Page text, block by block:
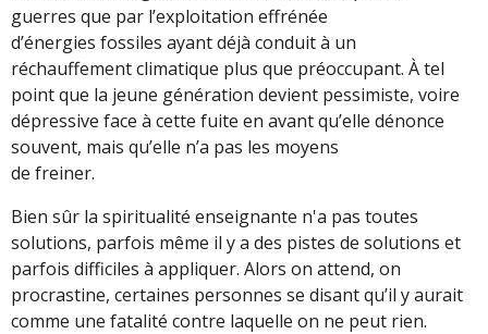
guerres que par l’exploitation effrénée
d’énergies fossiles ayant déjà conduit à un
réchauffement climatique plus que préoccupant. À tel
point que la jeune génération devient pessimiste, voire
dépressive face à cette fuite en avant qu’elle dénonce
souvent, mais qu’elle n’a pas les moyens
de freiner.
Bien sûr la spiritualité enseignante n'a pas toutes
solutions, parfois même il y a des pistes de solutions et
parfois difficiles à appliquer. Alors on attend, on
procrastine, certaines personnes se disant qu’il y aurait
comme une fatalité contre laquelle on ne peut rien.